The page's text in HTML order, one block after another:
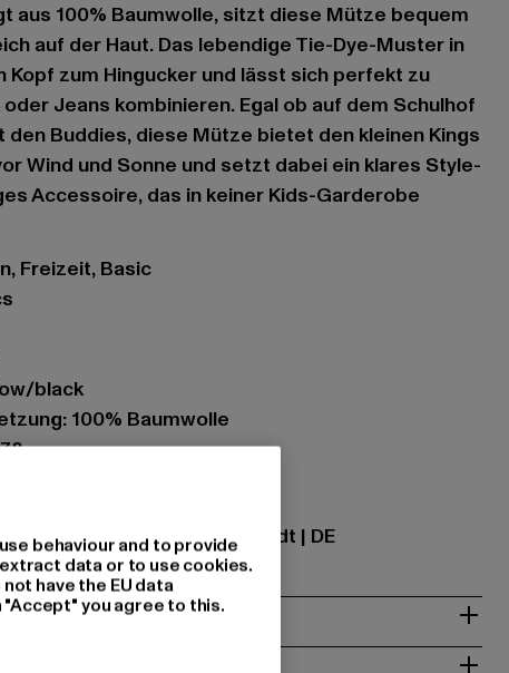
aus 100% Baumwolle, sitzt diese Mütze bequem
auf der Haut. Das lebendige Tie-Dye-Muster in
Kopf zum Hingucker und lässt sich perfekt zu
Jeans kombinieren. Egal ob auf dem Schulhof
den Buddies, diese Mütze bietet den kleinen Kings
Wind und Sonne und setzt dabei ein klares Style-
Accessoire, das in keiner Kids-Garderobe
Freizeit, Basic
black
100% Baumwolle
GmbH |
7 | 64372 Ober-Ramstadt | DE
PASSFORM
behaviour and to provide
data or to use cookies.
have the EU data
you agree to this.